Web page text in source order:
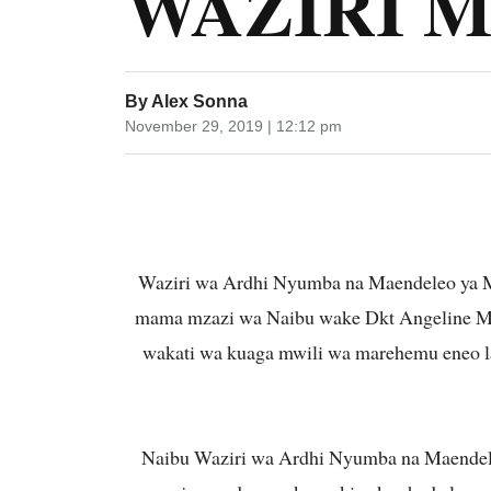
By Alex Sonna
November 29, 2019 | 12:12 pm
Waziri wa Ardhi Nyumba na Maendeleo
mama mzazi wa Naibu wake Dkt Angeline
wakati wa kuaga mwili wa marehemu
Naibu Waziri wa Ardhi Nyumba na